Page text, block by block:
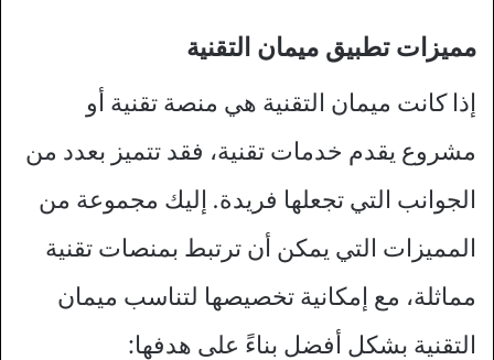
مميزات تطبيق ميمان التقنية
إذا كانت ميمان التقنية هي منصة تقنية أو
مشروع يقدم خدمات تقنية، فقد تتميز بعدد من
الجوانب التي تجعلها فريدة. إليك مجموعة من
المميزات التي يمكن أن ترتبط بمنصات تقنية
مماثلة، مع إمكانية تخصيصها لتناسب ميمان
التقنية بشكل أفضل بناءً على هدفها: